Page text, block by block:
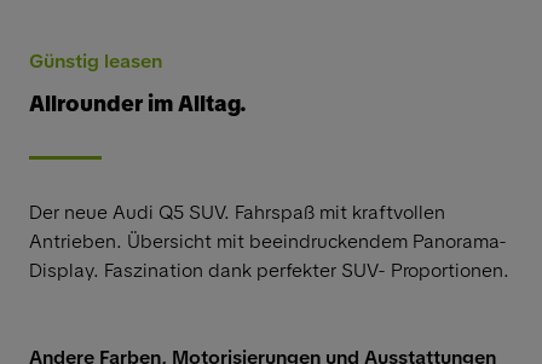
Günstig leasen
Allrounder im Alltag.
Der neue Audi Q5 SUV. Fahrspaß mit kraftvollen
Antrieben. Übersicht mit beeindruckendem Panorama-
Display. Faszination dank perfekter SUV- Proportionen.
Andere Farben, Motorisierungen und Ausstattungen